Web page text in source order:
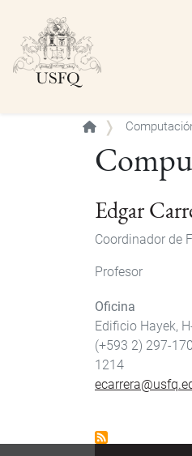
Edgar
Coordinador de
Profesor
Oficina
Edificio Hayek,
(+593 2) 297-
1214